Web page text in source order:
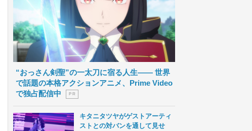
“おっさん剣聖”の一太刀に宿る人生―― 世界
で話題の本格アクションアニメ、Prime Video
で独占配信中
P R
キタニタツヤがゲストアーティ
ストとの対バンを通して見せ